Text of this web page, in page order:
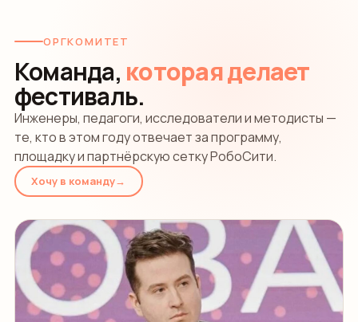
ОРГКОМИТЕТ
Команда, которая делает
фестиваль.
Инженеры, педагоги, исследователи и методисты —
те, кто в этом году отвечает за программу,
площадку и партнёрскую сетку РобоСити.
Хочу в команду→